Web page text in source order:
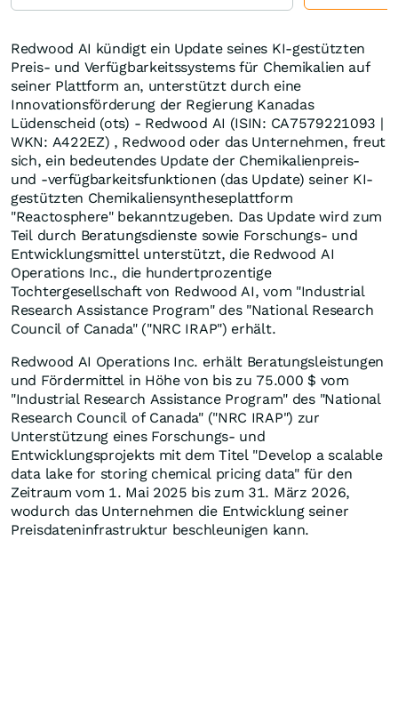
Redwood AI kündigt ein Update seines KI-gestützten
Preis- und Verfügbarkeitssystems für Chemikalien auf
seiner Plattform an, unterstützt durch eine
Innovationsförderung der Regierung Kanadas
Lüdenscheid (ots) - Redwood AI (ISIN: CA7579221093 |
WKN: A422EZ) , Redwood oder das Unternehmen, freut
sich, ein bedeutendes Update der Chemikalienpreis-
und -verfügbarkeitsfunktionen (das Update) seiner KI-
gestützten Chemikaliensyntheseplattform
"Reactosphere" bekanntzugeben. Das Update wird zum
Teil durch Beratungsdienste sowie Forschungs- und
Entwicklungsmittel unterstützt, die Redwood AI
Operations Inc., die hundertprozentige
Tochtergesellschaft von Redwood AI, vom "Industrial
Research Assistance Program" des "National Research
Council of Canada" ("NRC IRAP") erhält.
Redwood AI Operations Inc. erhält Beratungsleistungen
und Fördermittel in Höhe von bis zu 75.000 $ vom
"Industrial Research Assistance Program" des "National
Research Council of Canada" ("NRC IRAP") zur
Unterstützung eines Forschungs- und
Entwicklungsprojekts mit dem Titel "Develop a scalable
data lake for storing chemical pricing data" für den
Zeitraum vom 1. Mai 2025 bis zum 31. März 2026,
wodurch das Unternehmen die Entwicklung seiner
Preisdateninfrastruktur beschleunigen kann.